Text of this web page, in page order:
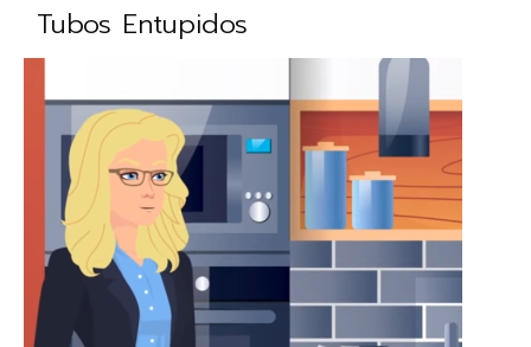
Tubos Entupidos